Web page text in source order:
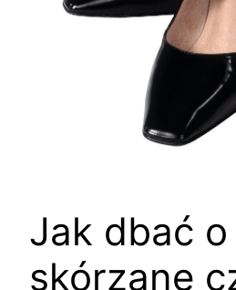
Jak dbać o
skórzane